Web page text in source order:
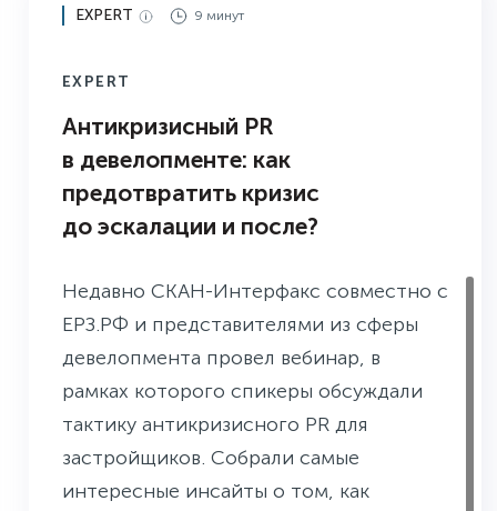
EXPERT 9 минут
EXPERT
Антикризисный PR
в девелопменте: как
предотвратить кризис
до эскалации и после?
Недавно СКАН-Интерфакс совместно с
ЕРЗ.РФ и представителями из сферы
девелопмента провел вебинар, в
рамках которого спикеры обсуждали
тактику антикризисного PR для
застройщиков. Собрали самые
интересные инсайты о том, как